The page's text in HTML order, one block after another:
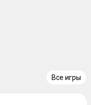
Все игры